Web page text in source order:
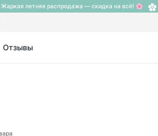
летняя распродажа — скидка на всё! 🌸
Отзывы